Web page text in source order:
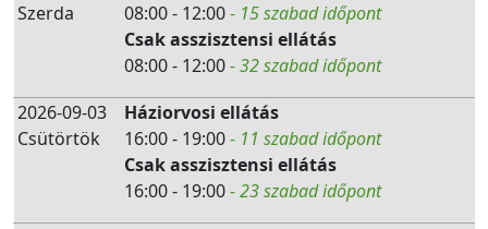
Szerda
08:00 - 12:00- 15 szabad időpont
Csak asszisztensi ellátás
08:00 - 12:00- 32 szabad időpont
2026-09-03
Csütörtök
Háziorvosi ellátás
16:00 - 19:00- 11 szabad időpont
Csak asszisztensi ellátás
16:00 - 19:00- 23 szabad időpont